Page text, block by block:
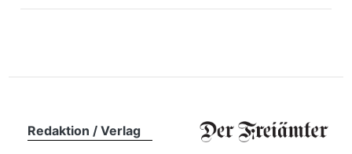
Redaktion / Verlag